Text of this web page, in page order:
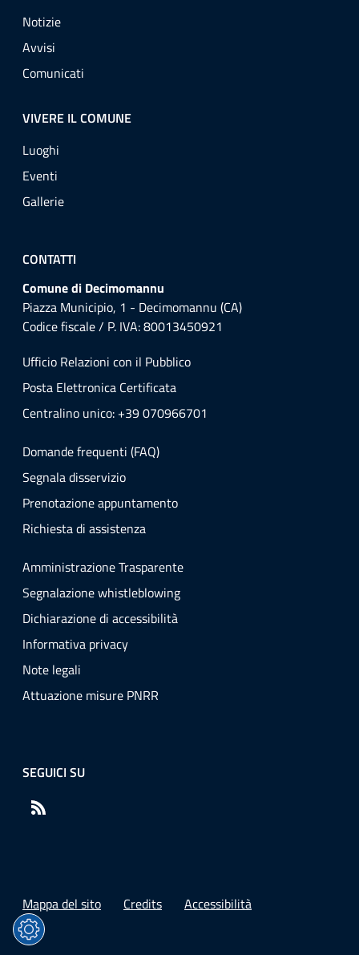
Notizie
Avvisi
Comunicati
VIVERE IL COMUNE
Luoghi
Eventi
Gallerie
CONTATTI
Comune di Decimomannu
Piazza Municipio, 1 - Decimomannu (CA)
Codice fiscale / P. IVA: 80013450921
Ufficio Relazioni con il Pubblico
Posta Elettronica Certificata
Centralino unico: +39 070966701
Domande frequenti (FAQ)
Segnala disservizio
Prenotazione appuntamento
Richiesta di assistenza
Amministrazione Trasparente
Segnalazione whistleblowing
Dichiarazione di accessibilità
Informativa privacy
Note legali
Attuazione misure PNRR
SEGUICI SU
Mappa del sito Credits Accessibilità